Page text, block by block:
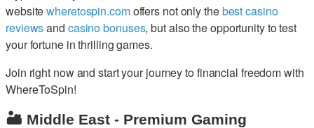
websitewheretospin.comoffers not only thebest casino
reviewsand casino bonuses, but also the opportunity to test
your fortune in thrilling games.
Join right now and start your journey to financial freedom with
WhereToSpin!
🏜️ Middle East - Premium Gaming